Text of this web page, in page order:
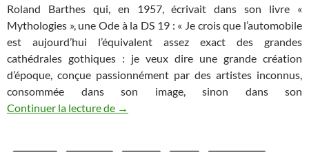
Roland Barthes qui, en 1957, écrivait dans son livre «
Mythologies », une Ode à la DS 19 : « Je crois que l’automobile
est aujourd’hui l’équivalent assez exact des grandes
cathédrales gothiques : je veux dire une grande création
d’époque, conçue passionnément par des artistes inconnus,
consommée dans son image, sinon dans son
Continuer la lecture de Retromobile, Bonhams, Artcurial Burn
→